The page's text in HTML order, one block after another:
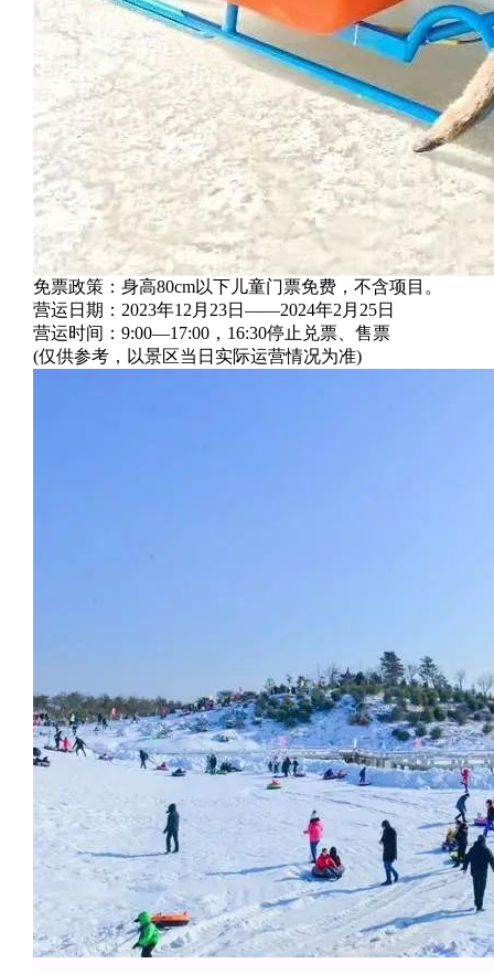
免票政策：身高80cm以下儿童门票免费，不含项目。
营运日期：2023年12月23日——2024年2月25日
营运时间：9:00—17:00，16:30停止兑票、售票
(仅供参考，以景区当日实际运营情况为准)